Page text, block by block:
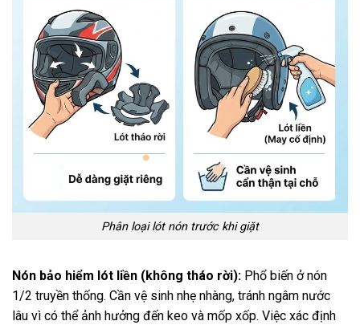
Phân loại lót nón trước khi giặt
Nón bảo hiểm lót liền (không tháo rời): Phổ biến ở nón
1/2 truyền thống. Cần vệ sinh nhẹ nhàng, tránh ngâm nước
lâu vì có thể ảnh hưởng đến keo và mốp xốp. Việc xác định